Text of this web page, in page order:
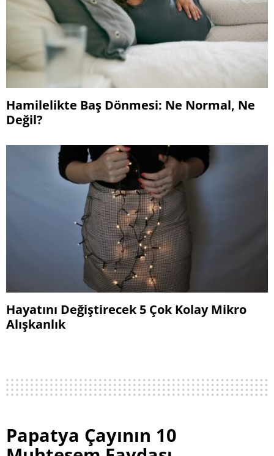
Hamilelikte Baş Dönmesi: Ne Normal, Ne
Değil?
Hayatını Değiştirecek 5 Çok Kolay Mikro
Alışkanlık
Papatya Çayının 10